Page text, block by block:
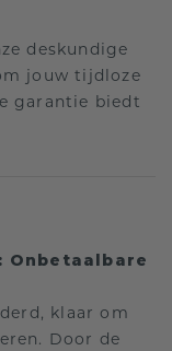
deskundige
jouw tijdloze
garantie biedt
Onbetaalbare
klaar om
Door de